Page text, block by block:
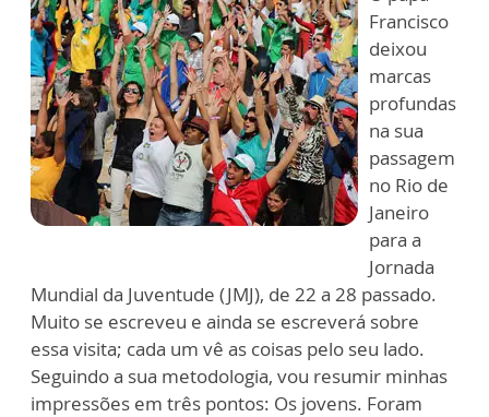
Francisco
deixou
marcas
profundas
na sua
passagem
no Rio de
Janeiro
para a
Jornada
Mundial da Juventude (JMJ), de 22 a 28 passado.
Muito se escreveu e ainda se escreverá sobre
essa visita; cada um vê as coisas pelo seu lado.
Seguindo a sua metodologia, vou resumir minhas
impressões em três pontos: Os jovens. Foram